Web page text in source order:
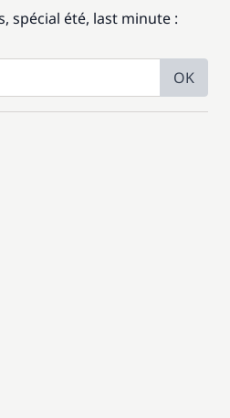
spécial été, last minute :
OK